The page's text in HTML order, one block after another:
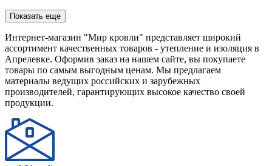
Показать еще
Интернет-магазин "Мир кровли" представляет широкий
ассортимент качественных товаров - утепление и изоляция в
Апрелевке. Оформив заказ на нашем сайте, вы покупаете
товары по самым выгодным ценам. Мы предлагаем
материалы ведущих российских и зарубежных
производителей, гарантирующих высокое качество своей
продукции.